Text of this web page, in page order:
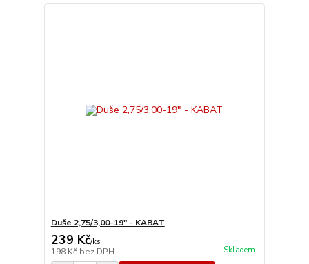
Duše 2,75/3,00-19" - KABAT
239 Kč/ks
198 Kč bez DPH Skladem